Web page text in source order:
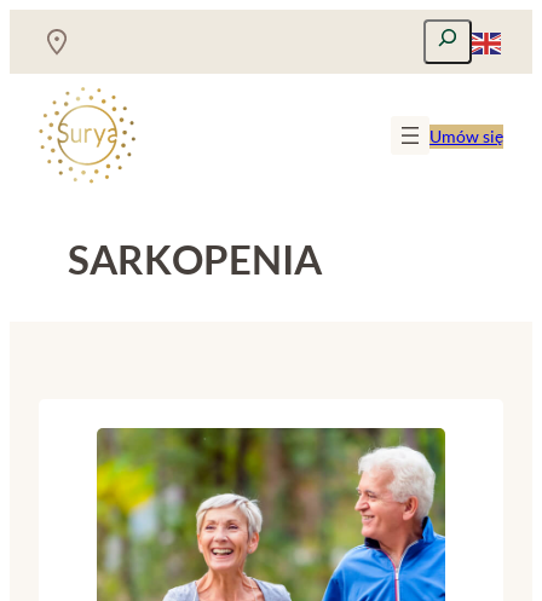
treści
Szukaj
Umów się
SARKOPENIA